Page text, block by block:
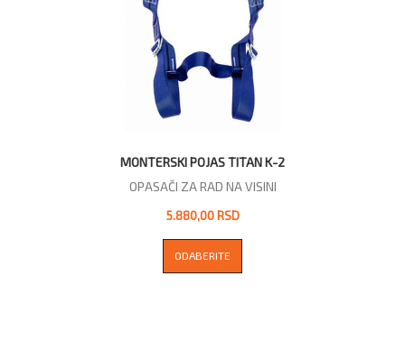
MONTERSKI POJAS TITAN K-2
OPASAČI ZA RAD NA VISINI
5.880,00 RSD
ODABERITE